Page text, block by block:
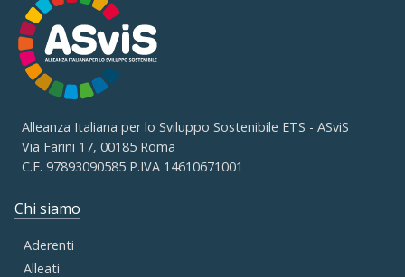
Alleanza Italiana per lo Sviluppo Sostenibile ETS - ASviS
Via Farini 17, 00185 Roma
C.F. 97893090585 P.IVA 14610671001
Chi siamo
Aderenti
Alleati